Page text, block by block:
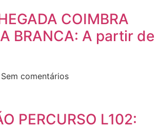
COIMBRA
BRANCA: A partir de
Sem comentários
PERCURSO L102: